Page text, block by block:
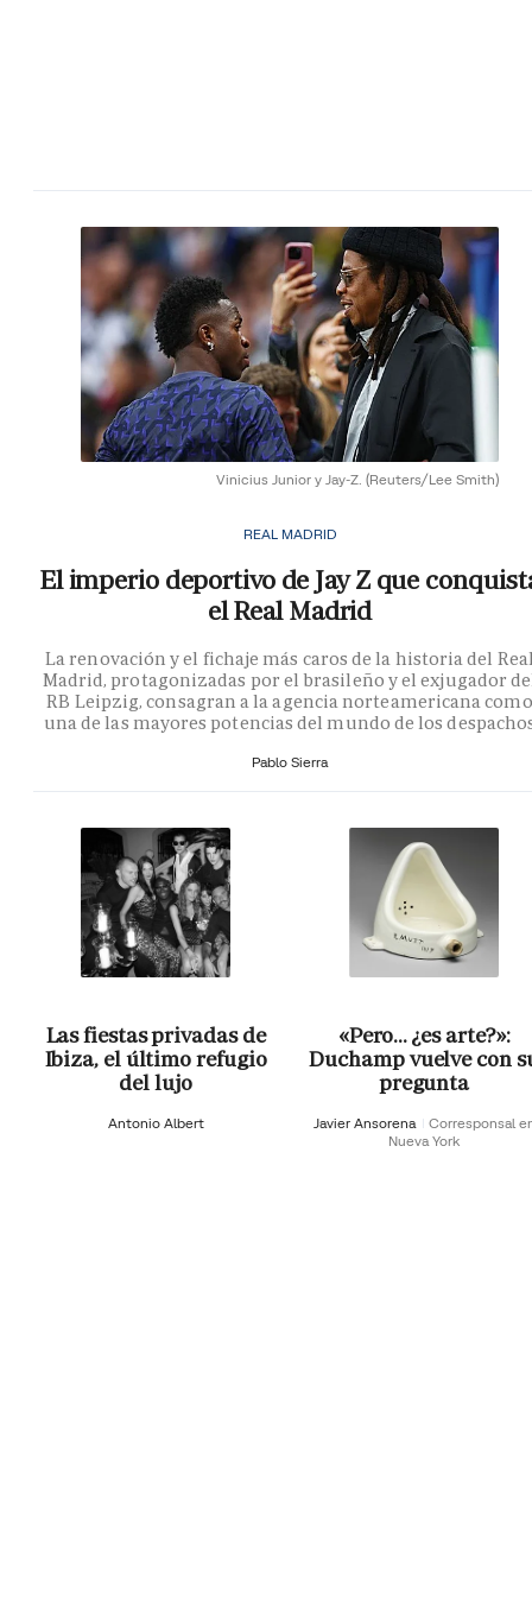
Vinicius Junior y Jay-Z. (Reuters/Lee Smith)
REAL MADRID
El imperio deportivo de Jay Z que
el Real Madrid
La renovación y el fichaje más caros de la historia del
Madrid, protagonizadas por el brasileño y el exjugador
RB Leipzig, consagran a la agencia norteamericana como
una de las mayores potencias del mundo de los
Pablo Sierra
Las fiestas privadas de
Ibiza, el último refugio
del lujo
Antonio Albert
«Pero… ¿es arte?»:
Duchamp vuelve con
pregunta
Javier Ansorena
Corresponsal
Nueva York